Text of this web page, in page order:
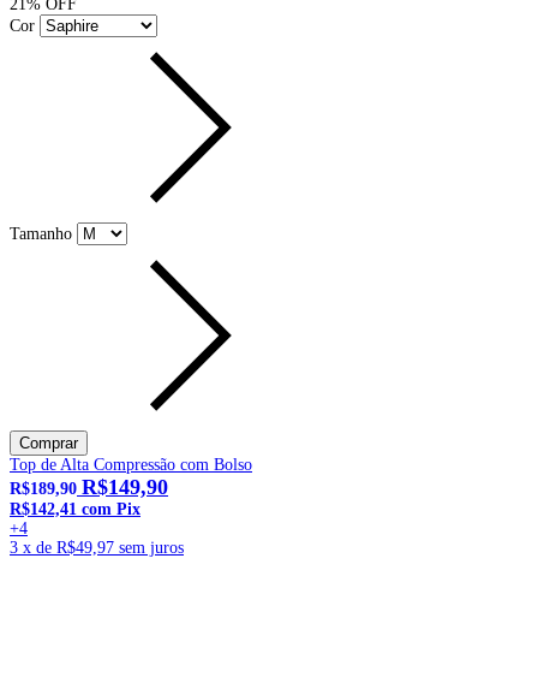
21% OFF
Cor
Tamanho
Top de Alta Compressão com Bolso
R$189,90 R$149,90
R$142,41 com Pix
+4
3 x de R$49,97 sem juros